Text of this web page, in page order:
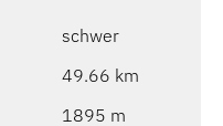
schwer
49.66 km
1895 m